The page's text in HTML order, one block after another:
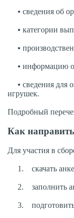
• сведения об
• категории
•
• информацию о
• сведения для
игрушек.
Подробный
Как
Для участия в
1. скачать
2. заполнить
3. подготовить